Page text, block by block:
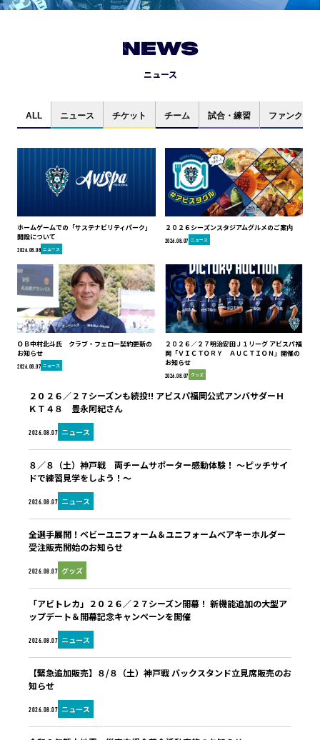
NEWS
ニュース
ALL ニュース チケット チーム 試合・練習 ファンクラブ
ホームゲームでの「サステナビリティパーク」
開設について
2026.08.08 ニュース
２０２６シーズンスタジアムグルメのご案内
2026.08.07 ニュース
ＯＢ中村北斗氏 クラブ・フェロー契約更新の
お知らせ
2026.08.07 ニュース
２０２６／２７明治安田Ｊ１リーグ アビスパ福
岡「ＶＩＣＴＯＲＹ ＡＵＣＴＩＯＮ」開催の
お知らせ
2026.08.07 グッズ
2026.08.07 ニュース
２０２６／２７シーズンも続投!! アビスパ福岡公式アンバサダーＨ
ＫＴ４８ 豊永阿紀さん
2026.08.07 ニュース
８／８（土）神戸戦 両チームサポーター感動体験！ ～ピッチサイ
ドで練習見学をしよう！～
2026.08.07 グッズ
全選手展開！ベビーユニフォーム＆ユニフォームベアキーホルダー
受注販売開始のお知らせ
2026.08.07 ニュース
「アビトレカ」２０２６／２７シーズン開幕！ 新機能追加の大型ア
ップデート＆開幕記念キャンペーンを開催
2026.08.07 ニュース
【緊急追加販売】８/８（土）神戸戦 バックスタンド立見席販売のお
知らせ